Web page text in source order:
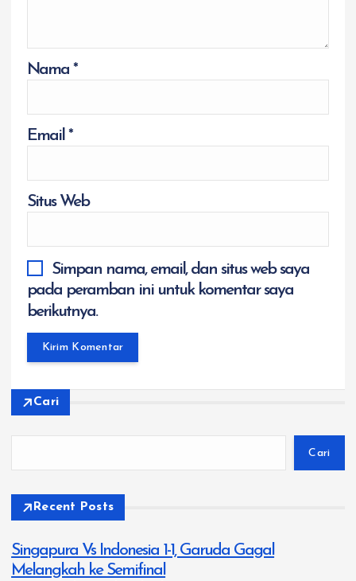
Nama *
Email *
Situs Web
Simpan nama, email, dan situs web saya
pada peramban ini untuk komentar saya
berikutnya.
Cari
Cari
Recent Posts
Singapura Vs Indonesia 1-1, Garuda Gagal
Melangkah ke Semifinal